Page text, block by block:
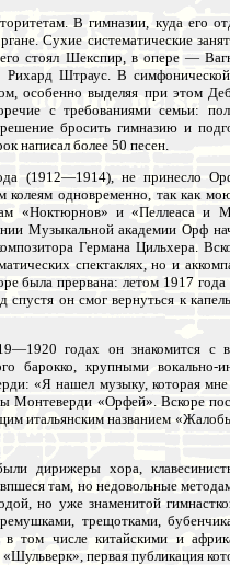
В гимназии, куда его
Сухие систематические
стоял Шекспир, в опере —
Рихард Штраус. В
особенно выделяя при этом
с требованиями семьи:
бросить гимназию и
написал более 50 песен.
(1912—1914), не принесло
одновременно, так как
«Ноктюрнов» и «Пеллеаса
Музыкальной академии Орф
Германа Цильхера.
спектаклях, но и
была прервана: летом 1917
он смог вернуться к
годах он знакомится с
барокко, крупными
«Я нашел музыку, которая мне
Монтеверди «Орфей». Вскоре
итальянским названием
дирижеры хора,
там, но недовольные
но уже знаменитой
трещотками,
том числе китайскими и
первая публикация